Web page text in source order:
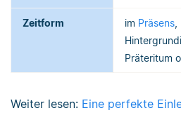
Zeitform im Präsens
Präteritum
Weiter lesen: Eine perfekte